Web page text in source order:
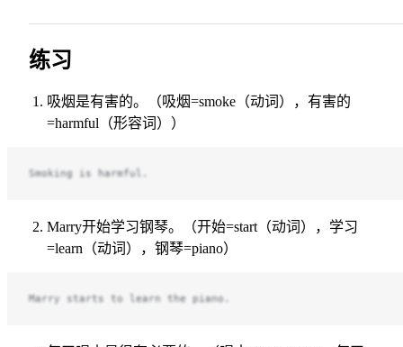
练习
吸烟是有害的。（吸烟=smoke（动词），有害的
=harmful（形容词））
Smoking is harmful.
Marry开始学习钢琴。（开始=start（动词），学习
=learn（动词），钢琴=piano）
Marry starts to learn the piano.